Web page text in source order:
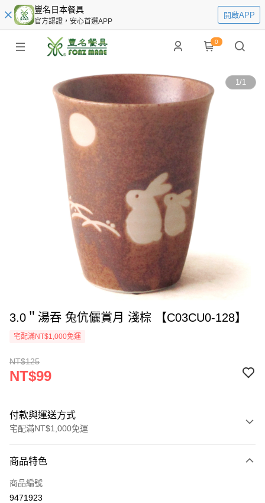
豐名日本餐具
官方認證，安心首選APP
開啟APP
0
1/1
3.0＂湯吞 兔伉儷賞月 淺棕 【C03CU0-128】
宅配滿NT$1,000免運
NT$125
NT$99
付款與運送方式
宅配滿NT$1,000免運
信用卡一次付款
LINE Pay
商品特色
商品編號
9471923